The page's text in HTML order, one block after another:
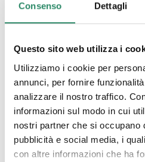
Consenso Dettagli
Questo sito web utilizza i
Utilizziamo i cookie per
annunci, per fornire
analizzare il nostro traffico.
informazioni sul modo in cui
nostri partner che si occupano
pubblicità e social media, i
con altre informazioni che ha
Rabbia
Ti immagino fiera, bella,
mostrare, in un gioco di